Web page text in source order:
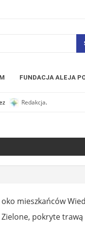
FUNDACJA ALEJA
Redakcja.
mieszkańców
pokryte trawą